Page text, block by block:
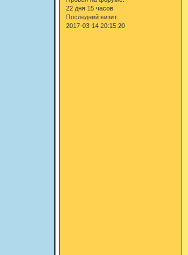
22 дня 15 часов
Последний визит:
2017-03-14 20:15:20